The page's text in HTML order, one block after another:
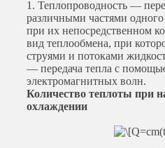
1. Теплопроводность —
различными частями
при их непосредственном
вид теплообмена, при
струями и потоками
— передача тепла с
электромагнитных волн.
Количество теплоты при
охлаждении